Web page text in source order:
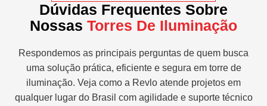
Dúvidas Frequentes Sobre
Nossas Torres De Iluminação
Respondemos as principais perguntas de quem busca
uma solução prática, eficiente e segura em torre de
iluminação. Veja como a Revlo atende projetos em
qualquer lugar do Brasil com agilidade e suporte técnico